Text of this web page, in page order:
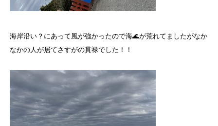
海岸沿い？にあって風が強かったので海🌊が荒れてましたがなか
なかの人が居てさすがの貫禄でした！！